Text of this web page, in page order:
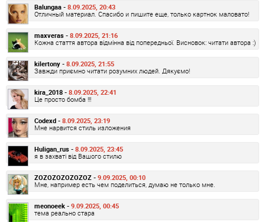
Balungaa - 8.09.2025, 20:43
Отличный материал. Спасибо и пишите еще, только картнок маловато!
maxveras - 8.09.2025, 21:16
Кожна стаття автора відмінна від попередньої. Висновок: читати автора :)
kilertony - 8.09.2025, 21:55
Завжди приємно читати розумних людей. Дякуємо!
kira_2018 - 8.09.2025, 22:41
Це просто бомба !!!
Codexd - 8.09.2025, 23:19
Мне нарвится стиль изложения
Huligan_rus - 8.09.2025, 23:45
я в захваті від Вашого стилю
ZOZOZOZOZOZOZ - 9.09.2025, 00:10
Мне, например есть чем поделиться, думаю не только мне.
meonoeek - 9.09.2025, 00:45
тема реально стара